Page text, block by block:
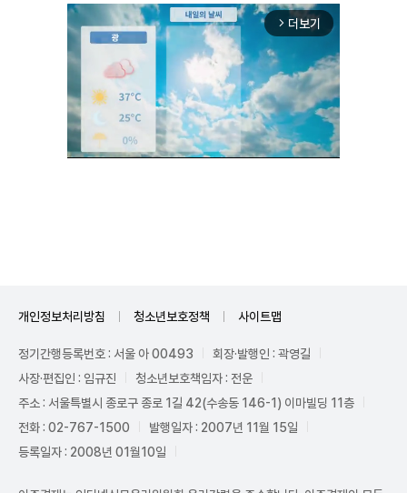
arrow_forward_ios 더보기
개인정보처리방침 청소년보호정책 사이트맵
정기간행등록번호 : 서울 아 00493
회장·발행인 : 곽영길
사장·편집인 : 임규진
청소년보호책임자 : 전운
주소 : 서울특별시 종로구 종로 1길 42(수송동 146-1) 이마빌딩 11층
전화 : 02-767-1500
발행일자 : 2007년 11월 15일
등록일자 : 2008년 01월10일